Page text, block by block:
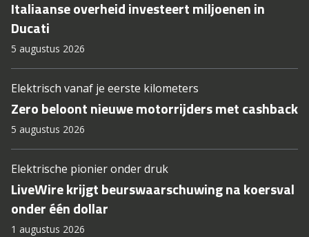
Italiaanse overheid investeert miljoenen in
Ducati
5 augustus 2026
Elektrisch vanaf je eerste kilometers
Zero beloont nieuwe motorrijders met cashback
5 augustus 2026
Elektrische pionier onder druk
LiveWire krijgt beurswaarschuwing na koersval
onder één dollar
1 augustus 2026